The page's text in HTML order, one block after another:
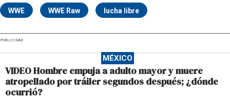
WWE WWE Raw lucha libre
PUBLICIDAD
MÉXICO
VIDEO Hombre empuja a adulto mayor y muere
atropellado por tráiler segundos después; ¿dónde
ocurrió?